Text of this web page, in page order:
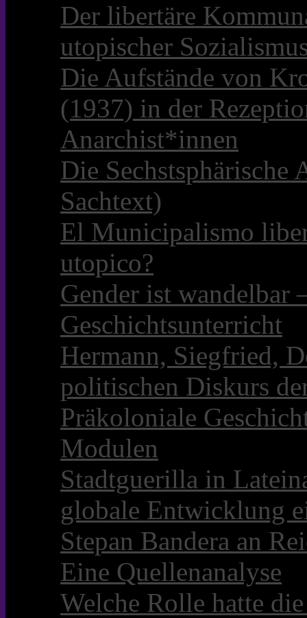
Der libertäre
utopischer
Die Aufstände von
(1937) in der
Anarchist*innen
Die Sechstsphärische
Sachtext)
El Municipalismo
utopico?
Gender ist
Geschichtsunterricht
Hermann, Siegfried,
politischen Diskurs
Präkoloniale
Modulen
Stadtguerilla in
globale Entwicklung
Stepan Bandera an
Eine Quellenanalyse
Welche Rolle hatte